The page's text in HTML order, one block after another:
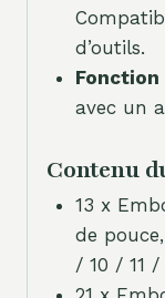
d’outils.
Fonction
avec un
Contenu
13 x
de
/ 10 / 11